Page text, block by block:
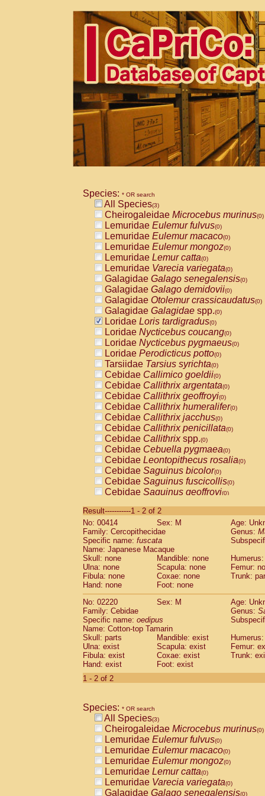
Species: * OR search
All Species(3)
Cheirogaleidae Microcebus murinus(0)
Lemuridae Eulemur fulvus(0)
Lemuridae Eulemur macaco(0)
Lemuridae Eulemur mongoz(0)
Lemuridae Lemur catta(0)
Lemuridae Varecia variegata(0)
Galagidae Galago senegalensis(0)
Galagidae Galago demidovii(0)
Galagidae Otolemur crassicaudatus(0)
Galagidae Galagidae spp.(0)
Loridae Loris tardigradus(0)
Loridae Nycticebus coucang(0)
Loridae Nycticebus pygmaeus(0)
Loridae Perodicticus potto(0)
Tarsiidae Tarsius syrichta(0)
Cebidae Callimico goeldii(0)
Cebidae Callithrix argentata(0)
Cebidae Callithrix geoffroyi(0)
Cebidae Callithrix humeralifer(0)
Cebidae Callithrix jacchus(0)
Cebidae Callithrix penicillata(0)
Cebidae Callithrixspp.(0)
Cebidae Cebuella pygmaea(0)
Cebidae Leontopithecus rosalia(0)
Cebidae Saguinus bicolor(0)
Cebidae Saguinus fuscicollis(0)
Cebidae Saguinus geoffroyi(0)
CebidaeSaguinus labiatus(0)
Cebidae Saguinus leucopus (0)
CebidaeSaguinus midas
CebidaeSaguinus mystax
Cebidae Saguinus nigricollis (0)
Cebidae Saguinus oedipus
Cebidae Saguinus weddelli
Cebidae Saguinusspp.
Cebidae Aotus trivirgatus
Cebidae
CebidaeCebus apella
Cebidae Cebus capucinus
Cebidae Cebus nigrivittatus
Cebidae Cebusspp.(0)
Cebidae Saimiri boliviensis
CebidaeSaimiri sciureus(0)
AtelidaeAlouatta caraya(0)
Atelidae Alouatta seniculus
AtelidaeAlouatta
AtelidaeAteles belzebuth(0)
AtelidaeAteles geoffroyi(0)
AtelidaeAteles paniscus(0)
AtelidaeAtelesspp. (0)
AtelidaeLagothrix lagothricha
AtelidaeLagothrix lagothricha cana
PitheciidaeCacajao calvus
Result-----------1 - 2 of 2
No: 00414
Sex: M
Age:
Family: Cercopithecidae
Genus:
Specific name: fuscata
Name: Japanese Macaque
Skull: none
Mandible: none
Ulna: none
Scapula: none
Femur:
Fibula: none
Coxae: none
Trunk:
Hand: none
Foot: none
No: 02220
Sex: M
Age:
Family: Cebidae
Genus:
Specific name: oedipus
Name: Cotton-top Tamarin
Skull: parts
Mandible: exist
Ulna: exist
Scapula: exist
Femur:
Fibula: exist
Coxae: exist
Trunk:
Hand: exist
Foot: exist
1 - 2 of 2
Species: * OR search
All Species(3)
Cheirogaleidae Microcebus murinus(0)
Lemuridae Eulemur fulvus(0)
Lemuridae Eulemur macaco(0)
Lemuridae Eulemur mongoz(0)
Lemuridae Lemur catta(0)
Lemuridae Varecia variegata(0)
Galagidae Galago senegalensis(0)